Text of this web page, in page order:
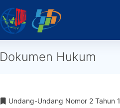
Dokumen Hukum
Undang-Undang Nomor 2 Tahun